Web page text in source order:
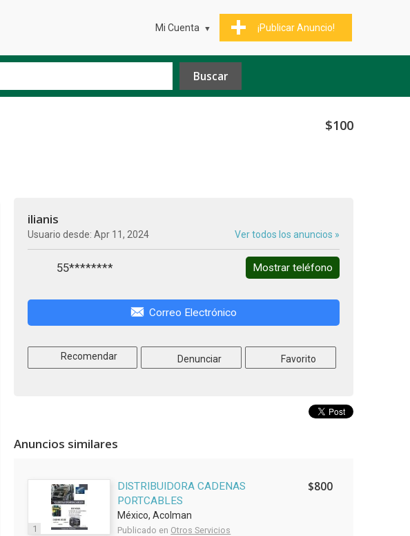
¡Publicar Anuncio!
Mi Cuenta
$100
ilianis
Usuario desde: Apr 11, 2024 Ver todos los anuncios »
55******** Mostrar teléfono
Correo Electrónico
Recomendar Denunciar Favorito
Anuncios similares
1
DISTRIBUIDORA CADENAS
PORTCABLES
México, Acolman
Publicado en Otros Servicios
$800